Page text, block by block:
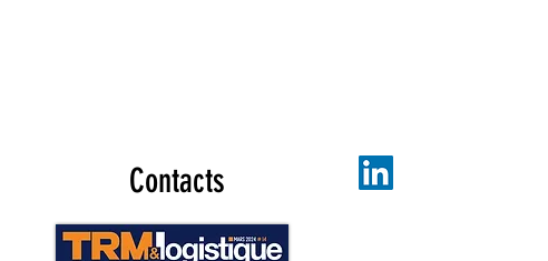
Contacts